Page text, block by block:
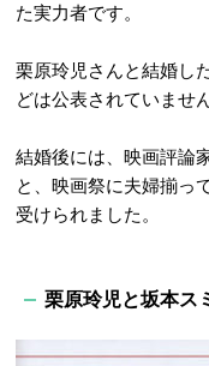
た実力者です。
栗原玲児さんと結婚し
どは公表されていません
結婚後には、映画評論
と、映画祭に夫婦揃っ
受けられました。
栗原玲児と坂本ス